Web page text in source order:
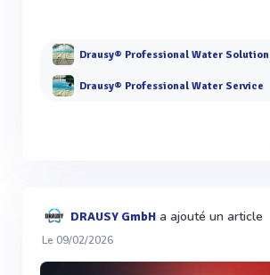
Drausy® Professional Water Solution
Drausy® Professional Water Service
DRAUSY GmbH a ajouté un article
Le 09/02/2026